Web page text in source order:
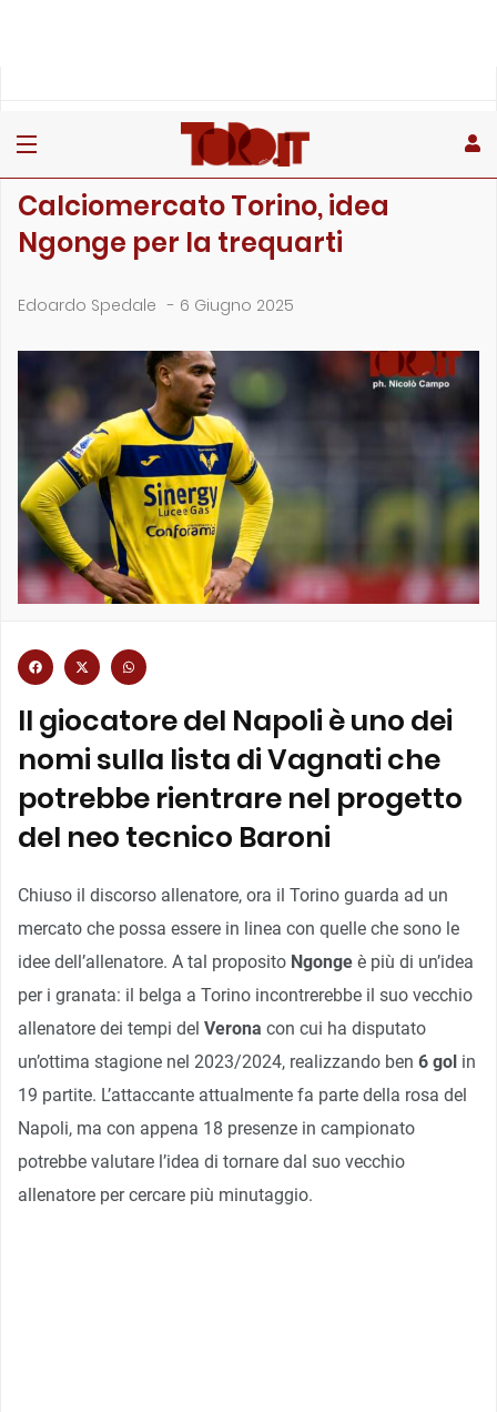
Calciomercato Torino, idea
Ngonge per la trequarti
Edoardo Spedale - 6 Giugno 2025
Il giocatore del Napoli è uno dei
nomi sulla lista di Vagnati che
potrebbe rientrare nel progetto
del neo tecnico Baroni
Chiuso il discorso allenatore, ora il Torino guarda ad un
mercato che possa essere in linea con quelle che sono le
idee dell’allenatore. A tal proposito Ngonge è più di un’idea
per i granata: il belga a Torino incontrerebbe il suo vecchio
allenatore dei tempi del Verona con cui ha disputato
un’ottima stagione nel 2023/2024, realizzando ben 6 gol in
19 partite. L’attaccante attualmente fa parte della rosa del
Napoli, ma con appena 18 presenze in campionato
potrebbe valutare l’idea di tornare dal suo vecchio
allenatore per cercare più minutaggio.